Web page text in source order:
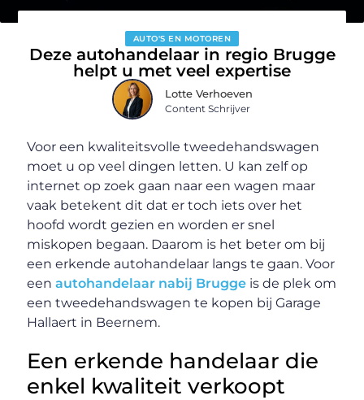
AUTO'S EN MOTOREN
Deze autohandelaar in regio Brugge
helpt u met veel expertise
Lotte Verhoeven
Content Schrijver
Voor een kwaliteitsvolle tweedehandswagen
moet u op veel dingen letten. U kan zelf op
internet op zoek gaan naar een wagen maar
vaak betekent dit dat er toch iets over het
hoofd wordt gezien en worden er snel
miskopen begaan. Daarom is het beter om bij
een erkende autohandelaar langs te gaan. Voor
eenautohandelaar nabij Brugge is de plek om
een tweedehandswagen te kopen bij Garage
Hallaert in Beernem.
Een erkende handelaar die
enkel kwaliteit verkoopt